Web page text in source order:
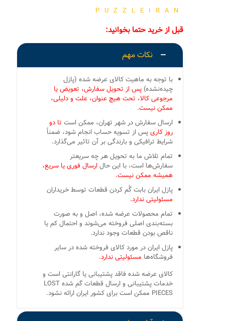
PUZZLEIRAN
قبل از خرید حتما بخوانید:
نکات مهم
با توجه به ماهیت کالای عرضه شده (پازل
چیده‌نشده) پس از تحویل سفارش، تعویض یا
مرجوعی کالا، تحت هیچ عنوان، علت و دلیلی،
ممکن نیست.
ارسال سفارش در شهر تهران، ممکن است تا دو
روز کاریپس از تسویه حساب انجام شود، ضمناً
شرایط ترافیکی و بارندگی بر آن تاثیر می‌گذارد.
تمام تلاش ما به تحویل هر چه سریعتر
سفارش‌ها است، با این حالارسال فوری یا سریع،
همیشه ممکن نیست.
پازل ایران بابت گُم کردن قطعات توسط خریداران
مسئولیتی ندارد.
تمام محصولات عرضه شده، اصل و به صورت
بسته‌بندی اصلی فروخته می‌شوند و احتمال کم یا
ناقص بودن قطعات وجود ندارد.
پازل ایران در مورد کالای فروخته شده در سایر
فروشگاه‌ها مسئولیتی ندارد.
کالای عرضه شده فاقد پشتیبانی یا گارانتی است و
خدمات پشتیبانی و ارسال قطعات گم شده LOST
PIECES ممکن است برای کشور ایران ارائه نشود.